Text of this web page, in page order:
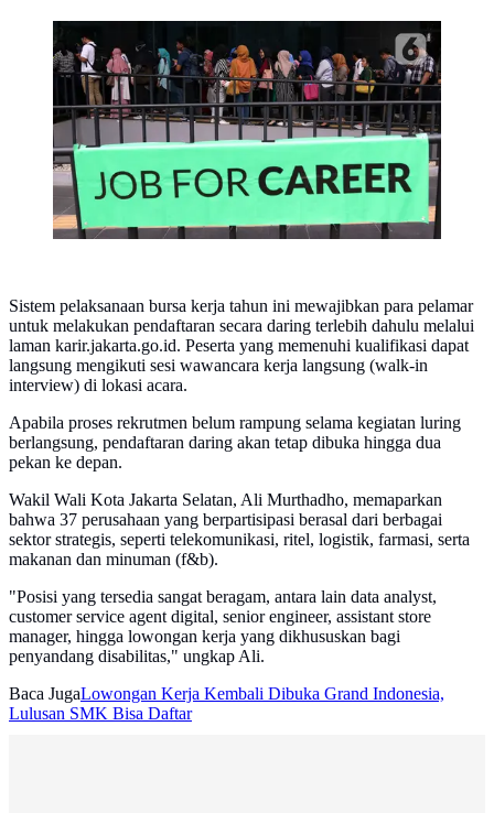
Sejumlah pencari kerja memadati arena Job Fair di
kawasan Jakarta. (Liputan6.com/Johan Tallo)
Sistem pelaksanaan bursa kerja tahun ini mewajibkan para pelamar
untuk melakukan pendaftaran secara daring terlebih dahulu melalui
laman karir.jakarta.go.id. Peserta yang memenuhi kualifikasi dapat
langsung mengikuti sesi wawancara kerja langsung (walk-in
interview) di lokasi acara.
Apabila proses rekrutmen belum rampung selama kegiatan luring
berlangsung, pendaftaran daring akan tetap dibuka hingga dua
pekan ke depan.
Wakil Wali Kota Jakarta Selatan, Ali Murthadho, memaparkan
bahwa 37 perusahaan yang berpartisipasi berasal dari berbagai
sektor strategis, seperti telekomunikasi, ritel, logistik, farmasi, serta
makanan dan minuman (f&b).
"Posisi yang tersedia sangat beragam, antara lain data analyst,
customer service agent digital, senior engineer, assistant store
manager, hingga lowongan kerja yang dikhususkan bagi
penyandang disabilitas," ungkap Ali.
Baca JugaLowongan Kerja Kembali Dibuka Grand Indonesia,
Lulusan SMK Bisa Daftar